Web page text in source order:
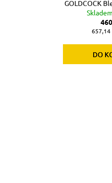
GOLDCOCK
Skladem
Měrná
657,14
DO